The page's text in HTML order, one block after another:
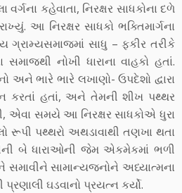
કહેવાતા, નિરક્ષર સાધકોના દળે
આ નિરક્ષર સાધકો ભક્તિમાર્ગના
ગ્રામ્યસમાજમાં સાધુ – ફકીર તરીકે
નોખી ધારાના વાહકો હતાં.
અને ભારે ભારે લખાણો- ઉપદેશો દ્વારા
કરતાં હતાં, અને તેમની શીખ પથ્થર
એવા સમયે આ નિરક્ષર સાધકોએ ધુરા
રૂપી પથ્થરો અથડાવાથી તણખા થતા
બે ધારાઓની જેમ એકમેકમાં ભળી
સમાવીને સામાન્યજનોને અધ્યાત્મના
ઘડવાનો પ્રયત્ન કર્યો.